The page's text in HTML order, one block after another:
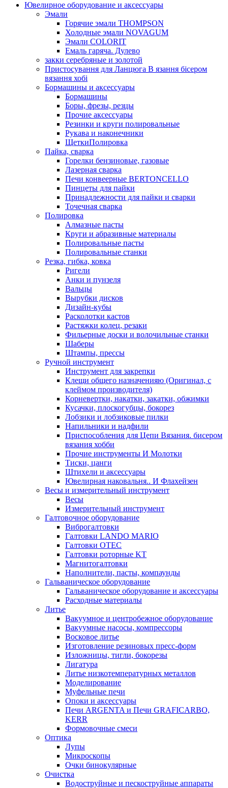
Ювелирное оборудование и аксессуары
Эмали
Горячие эмали THOMPSON
Холодные эмали NOVAGUM
Эмали COLORIT
Емаль гаряча. Дулево
закки серебряные и золотой
Пристосування для Ланцюга В язання бісером
вязання хобі
Бормашины и аксессуары
Бормашины
Боры, фрезы, резцы
Прочие аксессуары
Резинки и круги полировальные
Рукава и наконечники
ЩеткиПолировка
Пайка, сварка
Горелки бензиновые, газовые
Лазерная сварка
Печи конвеерные BERTONCELLO
Пинцеты для пайки
Принадлежности для пайки и сварки
Точечная сварка
Полировка
Алмазные пасты
Круги и абразивные материалы
Полировальные пасты
Полировальные станки
Резка, гибка, ковка
Ригели
Анки и пунзеля
Вальцы
Вырубки дисков
Дизайн-кубы
Расколотки кастов
Растяжки колец, резаки
Фильерные доски и волочильные станки
Шаберы
Штампы, прессы
Ручной инструмент
Инструмент для закрепки
Клещи общего назначенияю (Оригинал, с
клеймом производителя)
Корневертки, накатки, закатки, обжимки
Кусачки, плоскогубцы, бокорез
Лобзики и лобзиковые пилки
Напильники и надфили
Приспособления для Цепи Вязания. бисером
вязания хобби
Прочие инструменты И Молотки
Тиски, цанги
Штихели и аксессуары
Ювелирная наковальня.. И Флахейзен
Весы и измерительный инструмент
Весы
Измерительный инструмент
Галтовочное оборудование
Виброгалтовки
Галтовки LANDO MARIO
Галтовки OTEC
Галтовки роторные KT
Магнитогалтовки
Наполнители, пасты, компаунды
Гальваническое оборудование
Гальваническое оборудование и аксессуары
Расходные материалы
Литье
Вакуумное и центробежное оборудование
Вакуумные насосы, компрессоры
Восковое литье
Изготовление резиновых пресс-форм
Изложницы, тигли, бокорезы
Лигатура
Литье низкотемпературных металлов
Моделирование
Муфельные печи
Опоки и аксессуары
Печи ARGENTA и Печи GRAFICARBO,
KERR
Формовочные смеси
Оптика
Лупы
Микроскопы
Очки бинокулярные
Очистка
Водоструйные и пескоструйные аппараты